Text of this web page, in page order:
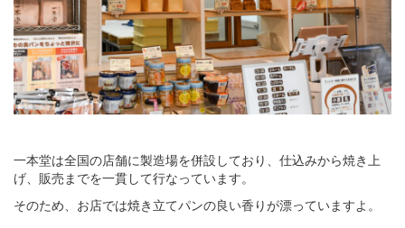
一本堂は全国の店舗に製造場を併設しており、仕込みから焼き上
げ、販売までを一貫して行なっています。
そのため、お店では焼き立てパンの良い香りが漂っていますよ。